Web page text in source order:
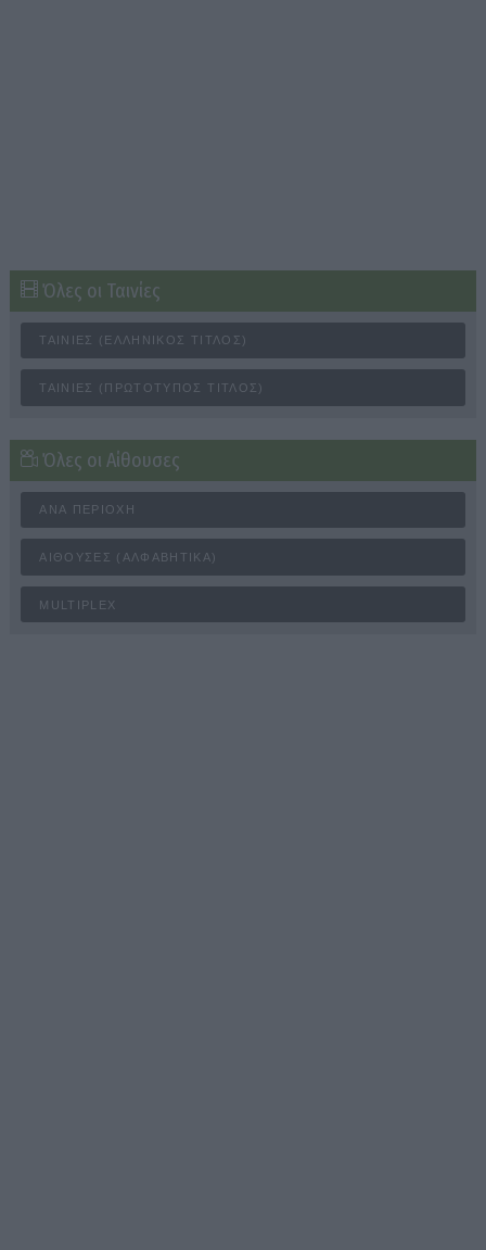
Όλες οι Ταινίες
ΤΑΙΝΊΕΣ (ΕΛΛΗΝΙΚΌΣ ΤΊΤΛΟΣ)
ΤΑΙΝΊΕΣ (ΠΡΩΤΌΤΥΠΟΣ ΤΊΤΛΟΣ)
Όλες οι Αίθουσες
ΑΝΆ ΠΕΡΙΟΧΉ
ΑΊΘΟΥΣΕΣ (ΑΛΦΑΒΗΤΙΚΆ)
MULTIPLEX